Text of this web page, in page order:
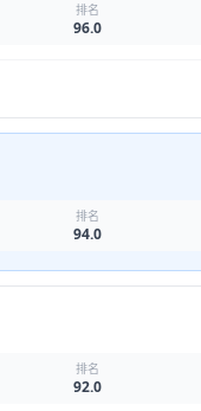
排名
96.0
排名
94.0
排名
92.0